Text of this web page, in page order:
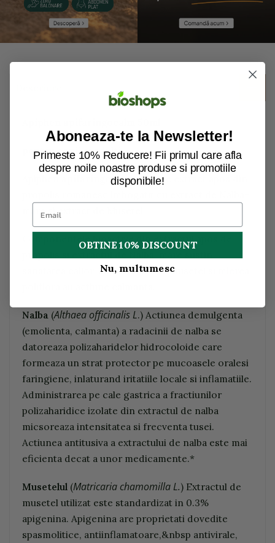
pentru copii si adulti
apifaringocalmcontine extract apos din
mare si extract de Musetel.
Componentele bioactive din extractul apos de
sanatatea cailor, iar extractul de Musetel si mierea
Nalba (Althaea officinalis L.) Actiunea demulgenta
(emolienta, calmanta) a radacinii de nalba se
datoreaza polizaharidelor hidrocoloide care
formeaza un strat protector pe mucoasele oralesi
faringiene, inlaturand iritatiile locale si inflamatiile.
Administrarea pe cale gastrica a fractiunilor
polizaharidice izolate din extractul de nalba
micsoreaza intensitatea si frecventa tusei.
Actiunea antitusiva a extractului de nalba este mai
eficienta decat a unor medicamente.*
Musetelul (Matricaria chamomilla L.) Extractul de
musetel utilizat este standardizat in 0.3%
apigenina. Apigenina are proprietati dovedite
spasmolitice, antiinflamatoare,&nbsp antivirale,
Aboneaza-te la Newsletter!
Primeste 10% Reducere! Fii primul care afla
despre noile noastre produse si promotiile
disponibile!
OBTINE 10% DISCOUNT
Nu, multumesc